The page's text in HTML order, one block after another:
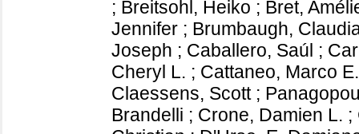
; Breitsohl, Heiko ; Bret,
Jennifer ; Brumbaugh,
Joseph ; Caballero, Saúl ;
Cheryl L. ; Cattaneo, Marco
Claessens, Scott;
Brandelli ; Crone, Damien L. ;